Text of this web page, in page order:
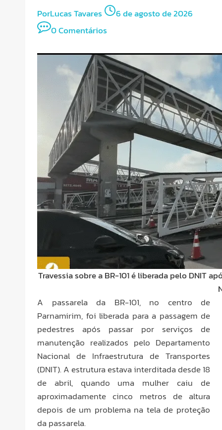
PorLucas Tavares
6 de agosto de 2026
0 Comentários
Travessia sobre a BR-101 é liberada pelo DNIT
A passarela da BR-101, no centro de
Parnamirim, foi liberada para a passagem de
pedestres após passar por serviços de
manutenção realizados pelo Departamento
Nacional de Infraestrutura de Transportes
(DNIT). A estrutura estava interditada desde 18
de abril, quando uma mulher caiu de
aproximadamente cinco metros de altura
depois de um problema na tela de proteção
da passarela.